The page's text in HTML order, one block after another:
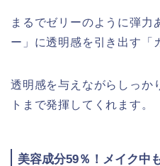
まるでゼリーのように弾力
ー」に透明感を引き出す「
透明感を与えながらしっか
トまで発揮してくれます。
美容成分59％！メイク中